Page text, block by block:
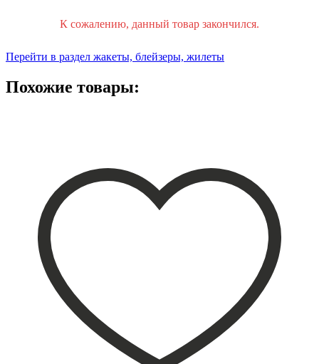
К сожалению, данный товар закончился.
Перейти в раздел жакеты, блейзеры, жилеты
Похожие товары: